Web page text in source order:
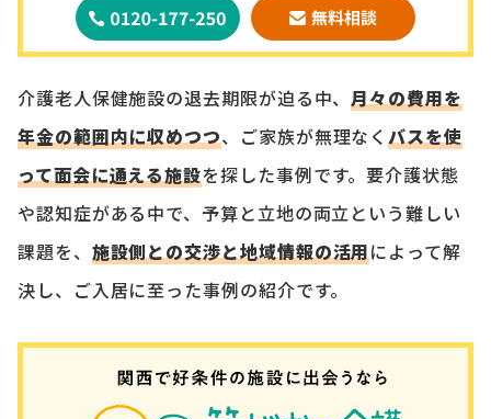
介護老人保健施設の退去期限が迫る中、月々の費用を
年金の範囲内に収めつつ、ご家族が無理なくバスを使
って面会に通える施設を探した事例です。要介護状態
や認知症がある中で、予算と立地の両立という難しい
課題を、 施設側との交渉と地域情報の活用によって解
決し、ご入居に至った事例の紹介です。